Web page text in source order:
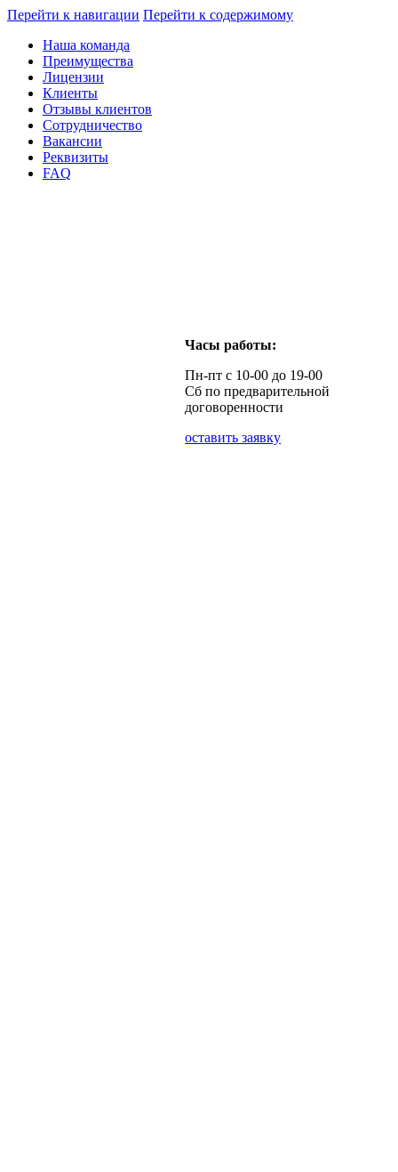
Перейти к навигации Перейти к содержимому
Наша команда
Преимущества
Лицензии
Клиенты
Отзывы клиентов
Сотрудничество
Вакансии
Реквизиты
FAQ
Часы работы:
Пн-пт с 10-00 до 19-00
Сб по предварительной
договоренности
оставить заявку